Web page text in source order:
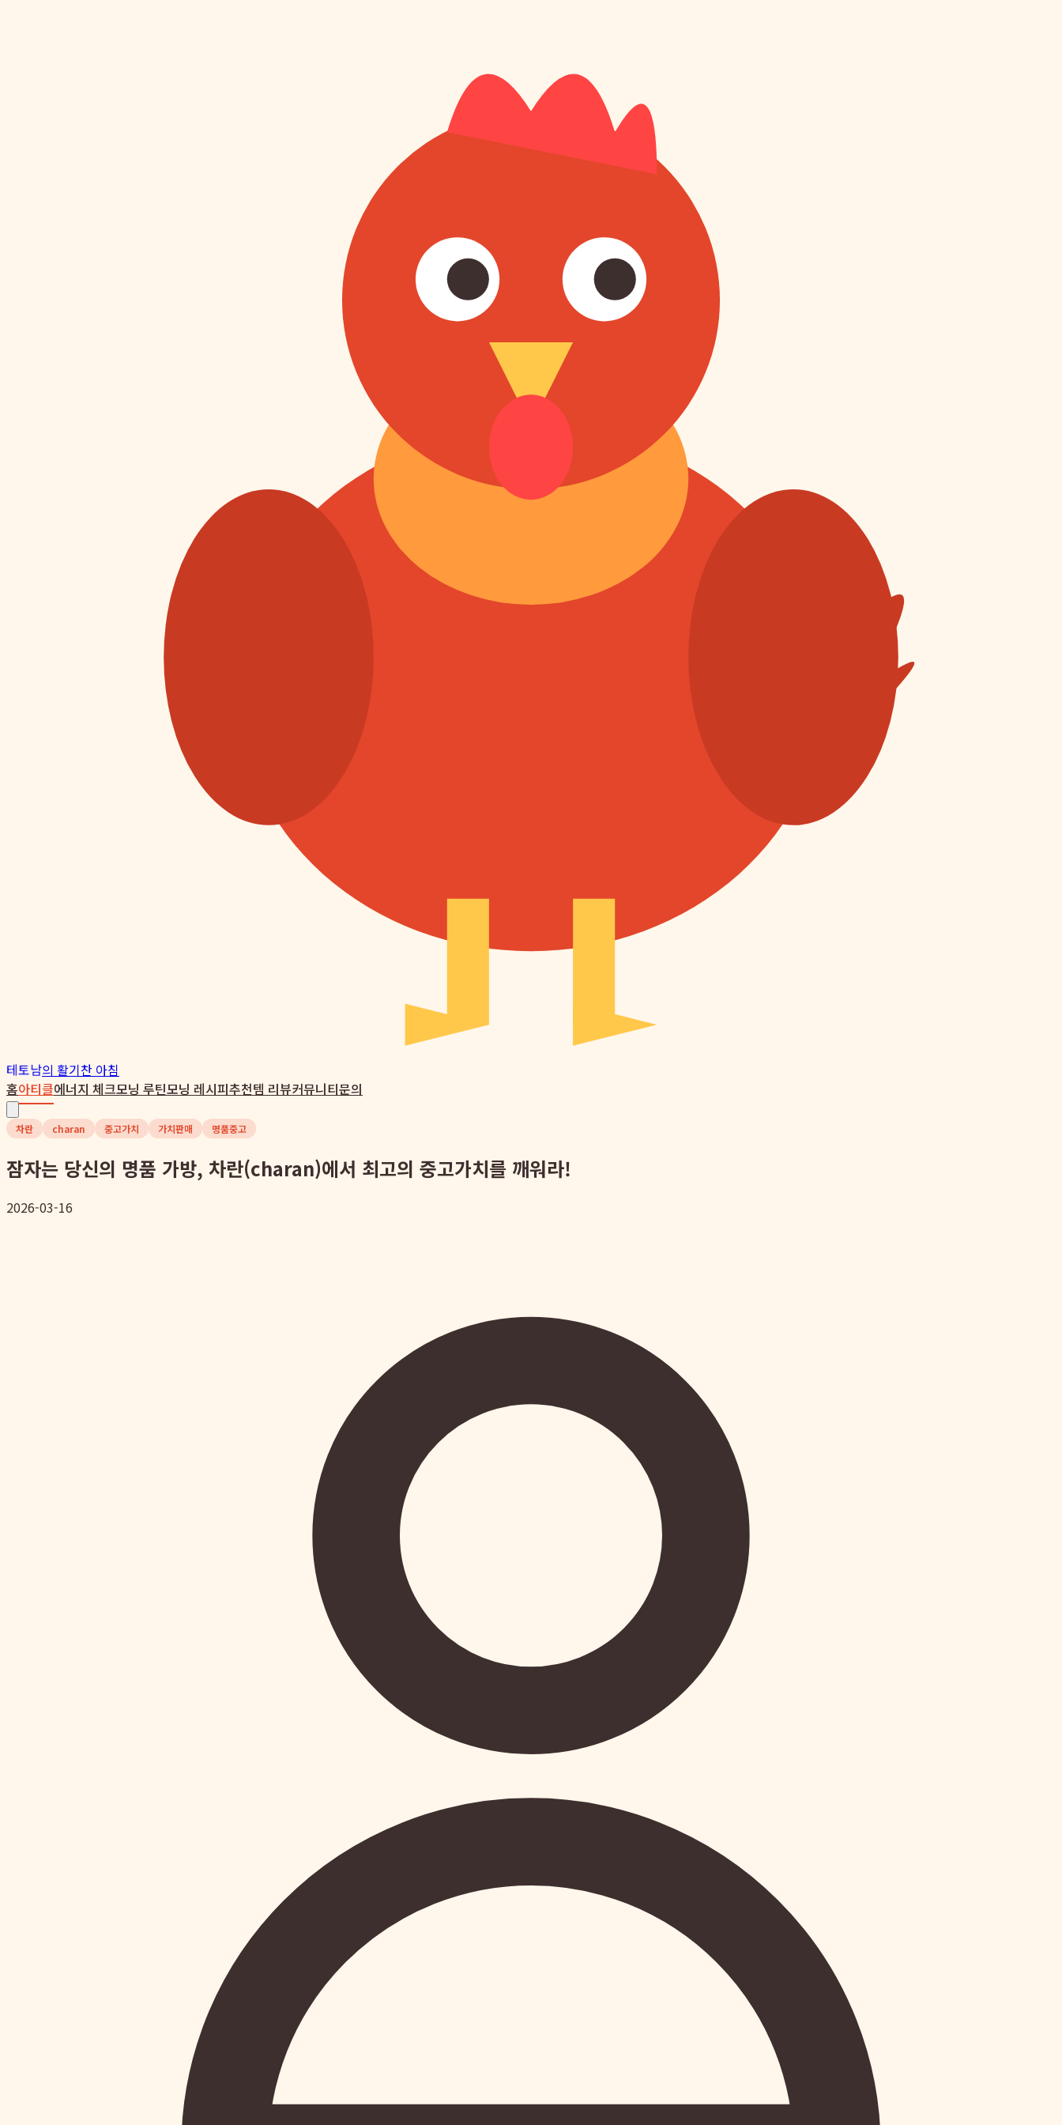
테토남의 활기찬 아침
홈아티클에너지 체크모닝 루틴모닝 레시피추천템 리뷰커뮤니티문의
차란 charan 중고가치 가치판매 명품중고
잠자는 당신의 명품 가방, 차란(charan)에서 최고의 중고가치를 깨워라!
2026-03-16